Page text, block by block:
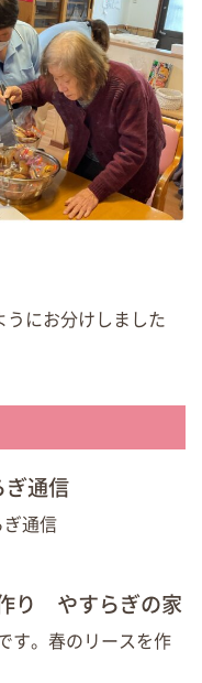
うにお分けしました
通信
通信
り やすらぎの家
す。春のリースを作